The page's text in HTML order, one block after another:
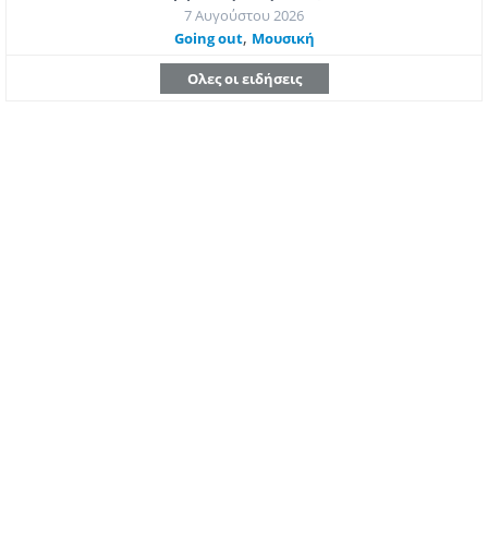
7 Αυγούστου 2026
Going out, Μουσική
Ολες οι ειδήσεις